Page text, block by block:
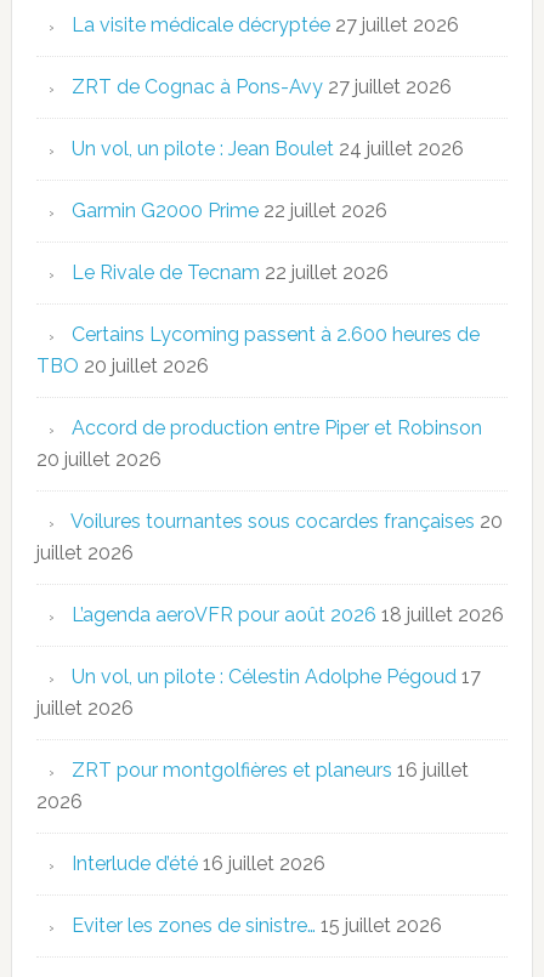
La visite médicale décryptée 27 juillet 2026
ZRT de Cognac à Pons-Avy 27 juillet 2026
Un vol, un pilote : Jean Boulet 24 juillet 2026
Garmin G2000 Prime 22 juillet 2026
Le Rivale de Tecnam 22 juillet 2026
Certains Lycoming passent à 2.600 heures de
TBO 20 juillet 2026
Accord de production entre Piper et Robinson
20 juillet 2026
Voilures tournantes sous cocardes françaises 20
juillet 2026
L’agenda aeroVFR pour août 2026 18 juillet 2026
Un vol, un pilote : Célestin Adolphe Pégoud 17
juillet 2026
ZRT pour montgolfières et planeurs 16 juillet
2026
Interlude d’été 16 juillet 2026
Eviter les zones de sinistre… 15 juillet 2026